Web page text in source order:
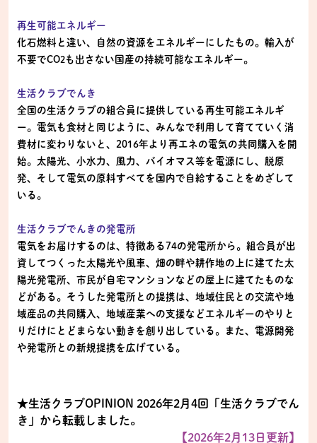
再生可能エネルギー
化石燃料と違い、自然の資源をエネルギーにしたもの。輸入が
不要でCO2も出さない国産の持続可能なエネルギー。
生活クラブでんき
全国の生活クラブの組合員に提供している再生可能エネルギ
ー。電気も食材と同じように、みんなで利用して育てていく消
費材に変わりないと、2016年より再エネの電気の共同購入を開
始。太陽光、小水力、風力、バイオマス等を電源にし、脱原
発、そして電気の原料すべてを国内で自給することをめざして
いる。
生活クラブでんきの発電所
電気をお届けするのは、特徴ある74の発電所から。組合員が出
資してつくった太陽光や風車、畑の畔や耕作地の上に建てた太
陽光発電所、市民が自宅マンションなどの屋上に建てたものな
どがある。そうした発電所との提携は、地域住民との交流や地
域産品の共同購入、地域産業への支援などエネルギーのやりと
りだけにとどまらない動きを創り出している。また、電源開発
や発電所との新規提携を広げている。
★生活クラブOPINION 2026年2月4回「生活クラブでん
き」から転載しました。
【2026年2月13日更新】